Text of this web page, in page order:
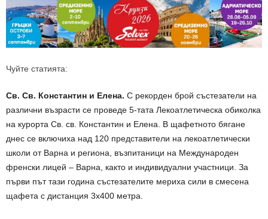
Чуйте статията:
Св. Св. Константин и Елена. С рекорден брой състезатели на
различни възрасти се проведе 5-тата Лекоатлетическа обиколка
на курорта Св. св. Константин и Елена. В щафетното бягане
днес се включиха над 120 представители на лекоатлетически
школи от Варна и региона, възпитаници на Международен
френски лицей – Варна, както и индивидуални участници. За
първи път тази година състезателите мериха сили в смесена
щафета с дистанция 3х400 метра.